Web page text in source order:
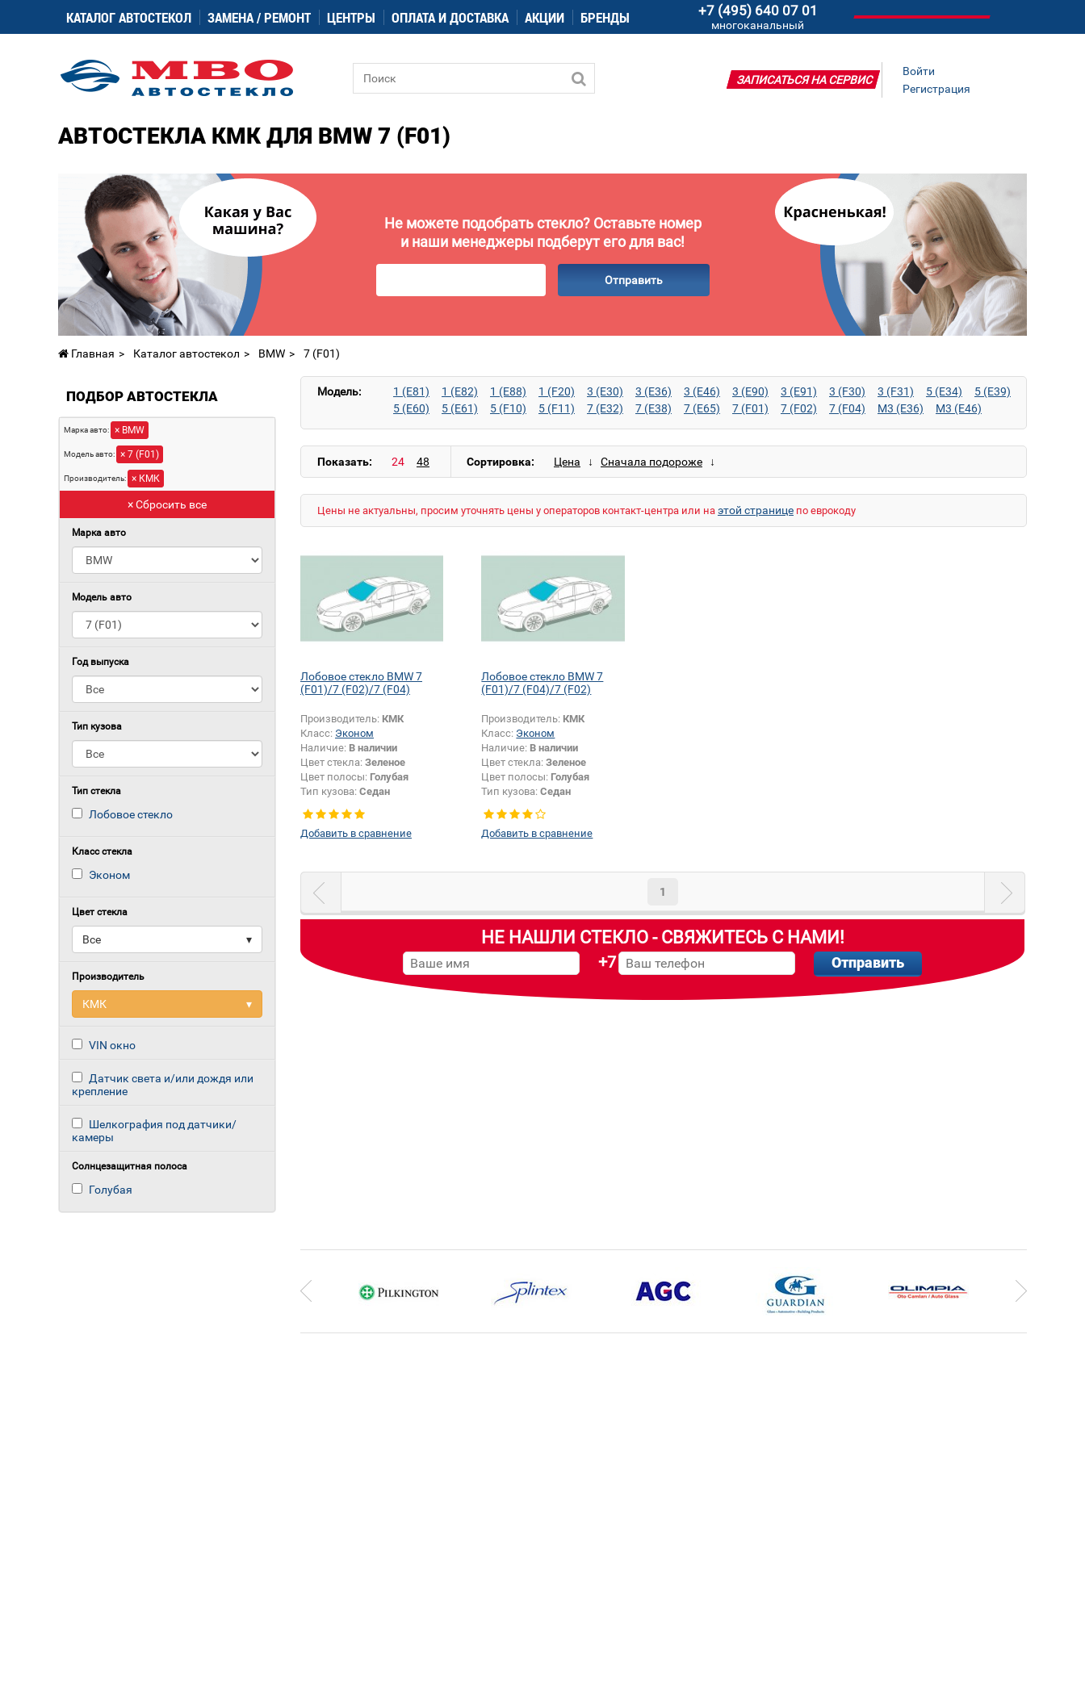
КАТАЛОГ АВТОСТЕКОЛ ЗАМЕНА / РЕМОНТ ЦЕНТРЫ ОПЛАТА И ДОСТАВКА АКЦИИ БРЕНДЫ +7 (495) 640 07 01
многоканальный
Войти
Регистрация
ЗАПИСАТЬСЯ НА СЕРВИС
АВТОСТЕКЛА КМК ДЛЯ BMW 7 (F01)
Не можете подобрать стекло? Оставьте номер
и наши менеджеры подберут его для вас!
Отправить
Главная Каталог автостекол BMW 7 (F01)
ПОДБОР АВТОСТЕКЛА
Марка авто: × BMW
Модель авто: × 7 (F01)
Производитель: × КМК
× Сбросить все
Марка авто
Модель авто
Год выпуска
Тип кузова
Тип стекла
Лобовое стекло
Класс стекла
Эконом
Цвет стекла
▾
Все
Производитель
▾
КМК
VIN окно
Датчик света и/или дождя или
крепление
Шелкография под датчики/
камеры
Солнцезащитная полоса
Голубая
Модель: 1 (E81) 1 (E82) 1 (E88) 1 (F20) 3 (E30) 3 (E36) 3 (E46) 3 (E90) 3 (E91) 3 (F30) 3 (F31) 5 (E34)
5 (E39)
5 (E60)
5 (E61) 5 (F10) 5 (F11) 7 (E32) 7 (E38) 7 (E65) 7 (F01) 7 (F02) 7 (F04) M3 (E36)
M3 (E46)
Показать:
Сортировка:
Цены не актуальны, просим уточнять цены у операторов контакт-центра или на этой странице по еврокоду
Лобовое стекло BMW 7
(F01)/7 (F02)/7 (F04)
Производитель: КМК
Класс: Эконом
Наличие: В наличии
Цвет стекла: Зеленое
Цвет полосы: Голубая
Тип кузова: Седан
Добавить в сравнение
Лобовое стекло BMW 7
(F01)/7 (F04)/7 (F02)
Производитель: КМК
Класс: Эконом
Наличие: В наличии
Цвет стекла:Зеленое
Цвет полосы: Голубая
Тип кузова:Седан
Добавить в сравнение
1
НЕ НАШЛИ СТЕКЛО - СВЯЖИТЕСЬ С НАМИ!
+7 Отправить